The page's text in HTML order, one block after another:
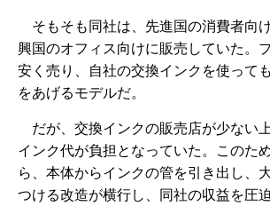
そもそも同社は、先進国の消費者向
興国のオフィス向けに販売していた。
安く売り、自社の交換インクを使って
をあげるモデルだ。
だが、交換インクの販売店が少ない
インク代が負担となっていた。このた
ら、本体からインクの管を引き出し、
つける改造が横行し、同社の収益を圧